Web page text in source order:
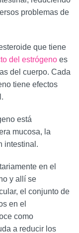
problemas de
que tiene
del estrógeno es
del cuerpo. Cada
tiene efectos
está
mucosa, la
intestinal.
en el
y allí se
el conjunto de
en el
como
a reducir los